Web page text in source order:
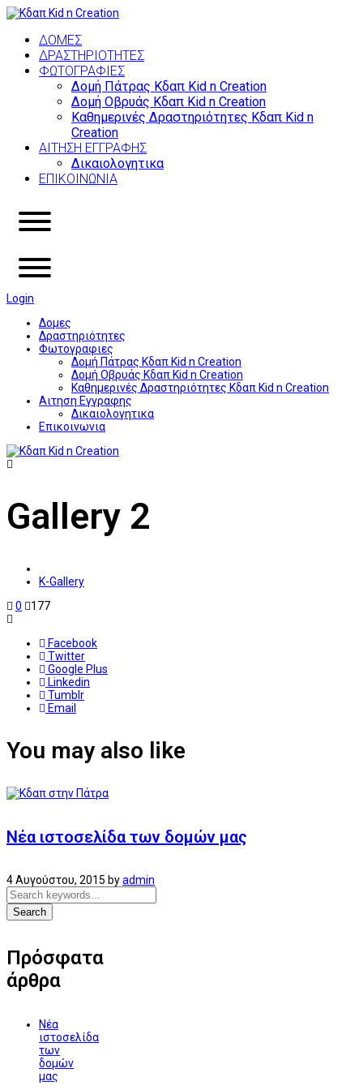
ΔΟΜΕΣ
ΔΡΑΣΤΗΡΙΌΤΗΤΕΣ
ΦΩΤΟΓΡΑΦΙΕΣ
Δομή Πάτρας Κδαπ Kid n Creation
Δομή Οβρυάς Κδαπ Kid n Creation
Καθημερινές Δραστηριότητες Κδαπ Kid n
Creation
ΑΙΤΗΣΗ ΕΓΓΡΑΦΗΣ
Δικαιολογητικα
ΕΠΙΚΟΙΝΩΝΙΑ
Login
Δομες
Δραστηριότητες
Φωτογραφιες
Δομή Πάτρας Κδαπ Kid n Creation
Δομή Οβρυάς Κδαπ Kid n Creation
Καθημερινές Δραστηριότητες Κδαπ Kid n Creation
Αιτηση Εγγραφης
Δικαιολογητικα
Επικοινωνια
Gallery 2
K-Gallery
0
177
Facebook
Twitter
Google Plus
Linkedin
Tumblr
Email
You may also like
Νέα ιστοσελίδα των δομών μας
4 Αυγούστου, 2015 byadmin
Search
Πρόσφατα
άρθρα
Νέα
ιστοσελίδα
των
δομών
μας